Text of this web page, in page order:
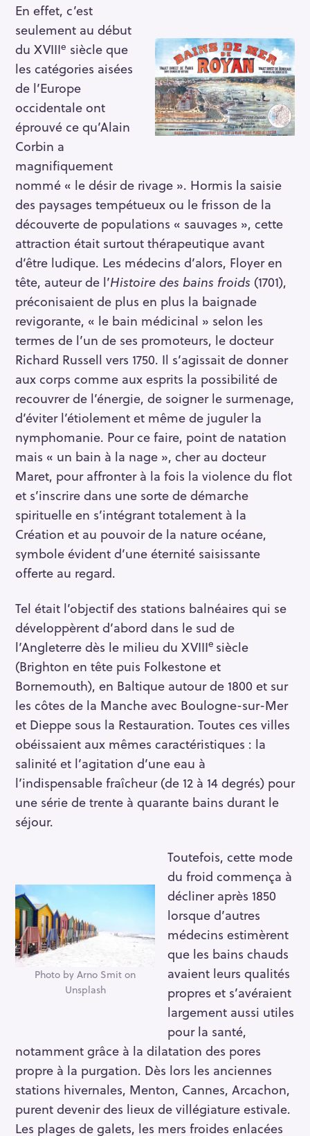
En effet, c’est
seulement au début
du XVIIIe siècle que
les catégories aisées
de l’Europe
occidentale ont
éprouvé ce qu’Alain
Corbin a
magnifiquement
nommé « le désir de rivage ». Hormis la saisie
des paysages tempétueux ou le frisson de la
découverte de populations « sauvages », cette
attraction était surtout thérapeutique avant
d’être ludique. Les médecins d’alors, Floyer en
tête, auteur de l’Histoire des bains froids (1701),
préconisaient de plus en plus la baignade
revigorante, « le bain médicinal » selon les
termes de l’un de ses promoteurs, le docteur
Richard Russell vers 1750. Il s’agissait de donner
aux corps comme aux esprits la possibilité de
recouvrer de l’énergie, de soigner le surmenage,
d’éviter l’étiolement et même de juguler la
nymphomanie. Pour ce faire, point de natation
mais « un bain à la nage », cher au docteur
Maret, pour affronter à la fois la violence du flot
et s’inscrire dans une sorte de démarche
spirituelle en s’intégrant totalement à la
Création et au pouvoir de la nature océane,
symbole évident d’une éternité saisissante
offerte au regard.
Tel était l’objectif des stations balnéaires qui se
développèrent d’abord dans le sud de
l’Angleterre dès le milieu du XVIIIe siècle
(Brighton en tête puis Folkestone et
Bornemouth), en Baltique autour de 1800 et sur
les côtes de la Manche avec Boulogne-sur-Mer
et Dieppe sous la Restauration. Toutes ces villes
obéissaient aux mêmes caractéristiques : la
salinité et l’agitation d’une eau à
l’indispensable fraîcheur (de 12 à 14 degrés) pour
une série de trente à quarante bains durant le
séjour.
Photo by Arno Smit on
Unsplash
Toutefois, cette mode
du froid commença à
décliner après 1850
lorsque d’autres
médecins estimèrent
que les bains chauds
avaient leurs qualités
propres et s’avéraient
largement aussi utiles
pour la santé,
notamment grâce à la dilatation des pores
propre à la purgation. Dès lors les anciennes
stations hivernales, Menton, Cannes, Arcachon,
purent devenir des lieux de villégiature estivale.
Les plages de galets, les mers froides enlacées